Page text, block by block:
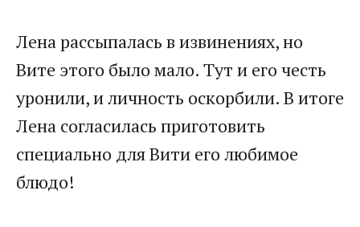
Лена рассыпалась в извинениях, но
Вите этого было мало. Тут и его честь
уронили, и личность оскорбили. В итоге
Лена согласилась приготовить
специально для Вити его любимое
блюдо!